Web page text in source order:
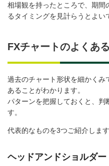
相場観を持ったところで、期間
るタイミングを見計らうとよい
FXチャートのよくあ
過去のチャート形状を細かく
あることがわかります。
パターンを把握しておくと、判
す。
代表的なものを3つご紹介します
ヘッドアンドショルダー